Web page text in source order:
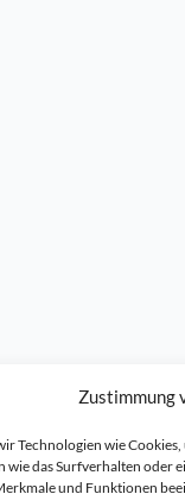
Zustimmung
Technologien wie
das Surfverhalten
und Funktionen